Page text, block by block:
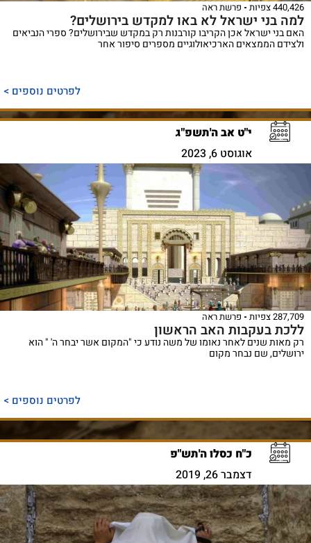
440,426 צפיות פרשת ראה
למה בני ישראל לא באו למקדש בירושלים?
האם בני ישראל אכן הקריבו קורבנות רק במקדש שבירושלים? ספרי הנביאים
ולצידם הממצאים הארכיאולוגיים מספרים סיפור אחר
לפרטים נוספים >
י"ט אב ה'תשפ"ג
אוגוסט 6, 2023
287,709 צפיות פרשת ראה
ללכת בעקבות האב הראשון
רק מאות שנים לאחר נאומו של משה נודע כי "המקום אשר יבחר ה' " הוא
ירושלים, שם נבחר מקום
לפרטים נוספים >
כ"ח כסלו ה'תש"פ
דצמבר 26, 2019